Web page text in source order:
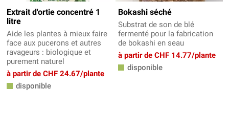
Extrait d'ortie concentré 1
litre
Aide les plantes à mieux faire
face aux pucerons et autres
ravageurs : biologique et
purement naturel
à partir de CHF 24.67/plante
disponible
Bokashi séché
Substrat de son de blé
fermenté pour la fabrication
de bokashi en seau
à partir de CHF 14.77/plante
disponible